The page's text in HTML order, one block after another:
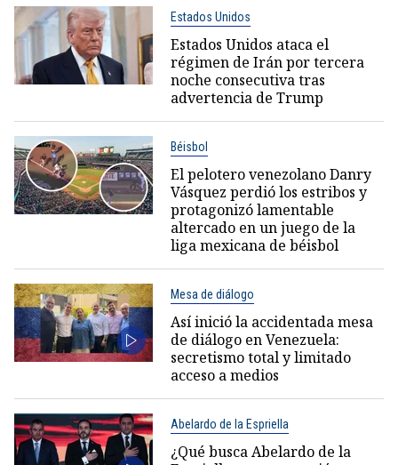
Estados Unidos
Estados Unidos ataca el
régimen de Irán por tercera
noche consecutiva tras
advertencia de Trump
Béisbol
El pelotero venezolano Danry
Vásquez perdió los estribos y
protagonizó lamentable
altercado en un juego de la
liga mexicana de béisbol
Mesa de diálogo
Así inició la accidentada mesa
de diálogo en Venezuela:
secretismo total y limitado
acceso a medios
Abelardo de la Espriella
¿Qué busca Abelardo de la